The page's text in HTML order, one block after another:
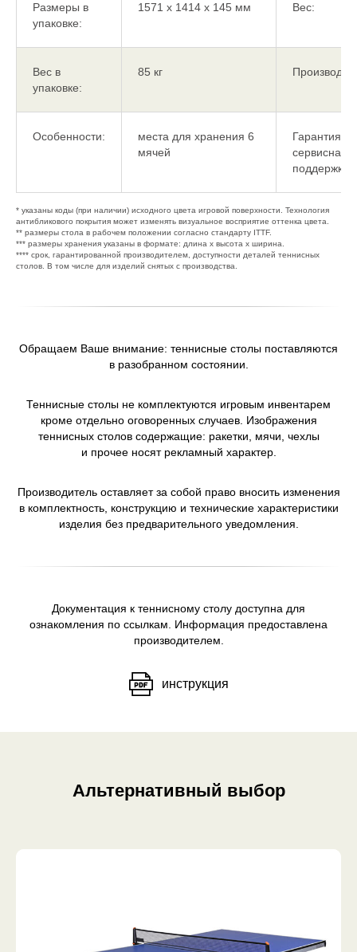
Размеры в
упаковке:
1571 x 1414 x 145 мм Вес:
Вес в
упаковке:
85 кг
Особенности:
места для хранения 6
мячей
Гарантия /
сервисная
* указаны коды (при наличии) исходного цвета игровой поверхности. Технология
антибликового покрытия может изменять визуальное восприятие оттенка цвета.
** размеры стола в рабочем положении согласно стандарту ITTF.
*** размеры хранения указаны в формате: длина х высота х ширина.
**** срок, гарантированной производителем, доступности деталей теннисных
столов. В том числе для изделий снятых с производства.
Обращаем Ваше внимание: теннисные столы поставляются
в разобранном состоянии.
Теннисные столы не комплектуются игровым инвентарем
кроме отдельно оговоренных случаев. Изображения
теннисных столов содержащие: ракетки, мячи, чехлы
и прочее носят рекламный характер.
Производитель оставляет за собой право вносить изменения
в комплектность, конструкцию и технические характеристики
изделия без предварительного уведомления.
Документация к теннисному столу доступна для
ознакомления по ссылкам. Информация предоставлена
производителем.
инструкция
Альтернативный выбор